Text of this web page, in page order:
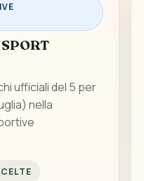
ufficiali del 5 per
nella